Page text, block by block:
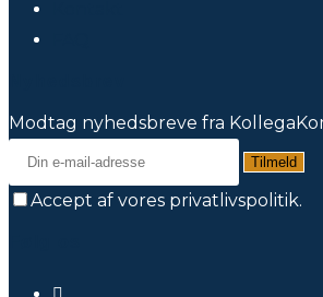
Modtag nyhedsbreve fra
Tilmeld
Accept af vores privatlivspolitik.